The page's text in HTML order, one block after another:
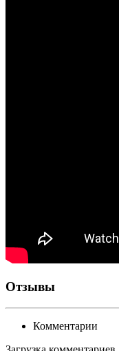
Отзывы
Комментарии